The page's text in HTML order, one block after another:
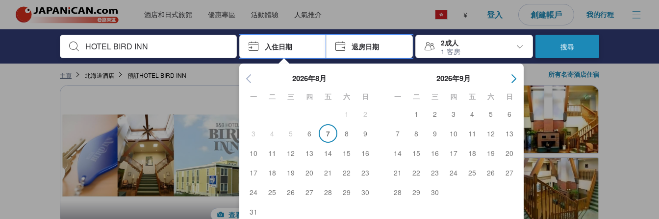
酒店和日式旅館 優惠專區 活動體驗 人氣推介 ¥ 登入 創建帳戶 我的行程
首先輸入住宿名稱或關鍵字搜尋，並使用箭頭鍵或 Tab鍵尋找，再按Enter鍵選擇
入住日期 退房日期
2成人
1 客房
按Enter鍵開始瀏覽日期選擇器，並使用方向鍵瀏覽入住和退房日期。使用Enter鍵選擇日期後，入住日期將會選取。請重覆相同步驟以選
2026年8月
一 二 三 四 五 六
日
1
2
3
4 5 6 7 8
9
10
11 12 13 14 15
16
17
18 19 20 21 22
23
24
25 26 27 28 29
30
31
2026年9月
一 二 三 四 五 六
日
1
2 3 4 5
6
7
8 9 10 11 12
13
14
15 16 17 18 19
20
21
22 23 24 25 26
27
28
29 30
搜尋
主頁 北海道酒店 預訂HOTEL BIRD INN 所有名寄酒店住宿
查看全部照片